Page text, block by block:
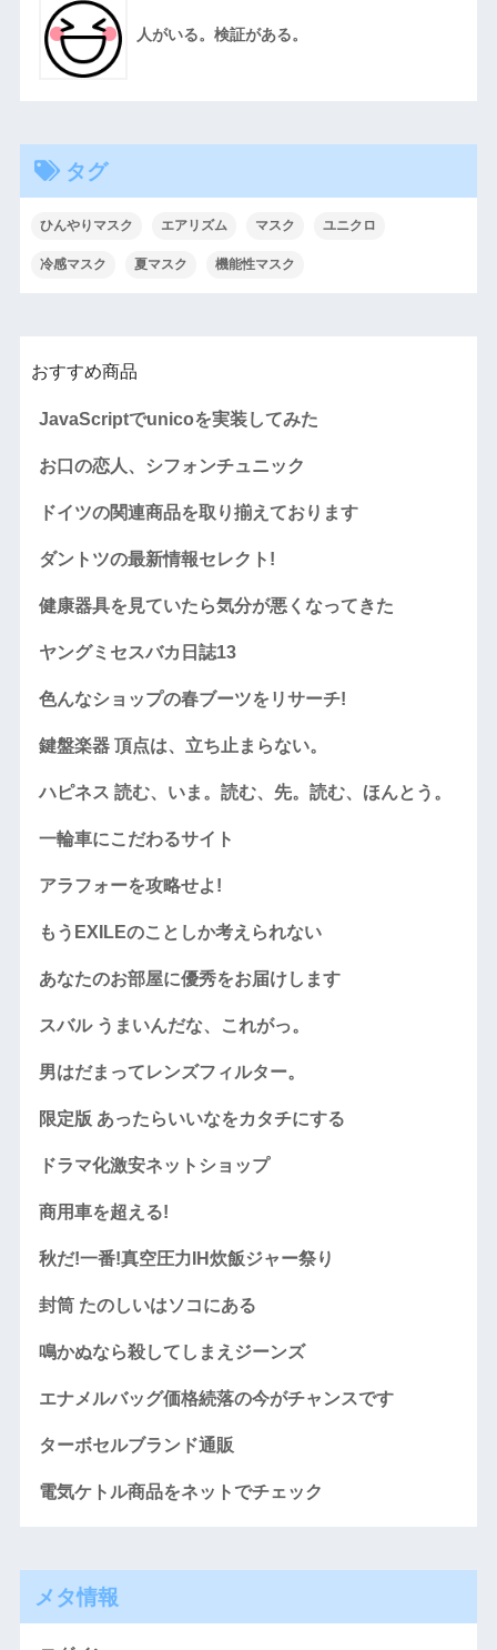
人がいる。検証がある。
タグ
ひんやりマスク エアリズム マスク ユニクロ
冷感マスク 夏マスク 機能性マスク
おすすめ商品
JavaScriptでunicoを実装してみた
お口の恋人、シフォンチュニック
ドイツの関連商品を取り揃えております
ダントツの最新情報セレクト!
健康器具を見ていたら気分が悪くなってきた
ヤングミセスバカ日誌13
色んなショップの春ブーツをリサーチ!
鍵盤楽器 頂点は、立ち止まらない。
ハピネス 読む、いま。読む、先。読む、ほんとう。
一輪車にこだわるサイト
アラフォーを攻略せよ!
もうEXILEのことしか考えられない
あなたのお部屋に優秀をお届けします
スバル うまいんだな、これがっ。
男はだまってレンズフィルター。
限定版 あったらいいなをカタチにする
ドラマ化激安ネットショップ
商用車を超える!
秋だ!一番!真空圧力IH炊飯ジャー祭り
封筒 たのしいはソコにある
鳴かぬなら殺してしまえジーンズ
エナメルバッグ価格続落の今がチャンスです
ターボセルブランド通販
電気ケトル商品をネットでチェック
メタ情報